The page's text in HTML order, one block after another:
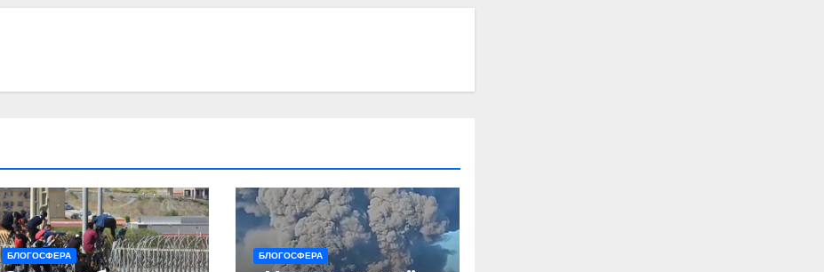
БЛОГОСФЕРА БЛОГОСФЕРА